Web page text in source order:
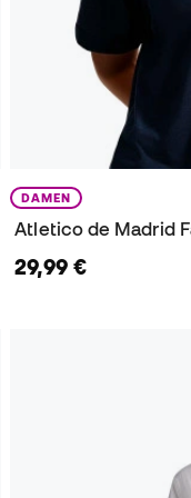
DAMEN
Atletico de Madrid
29,99 €